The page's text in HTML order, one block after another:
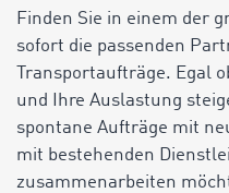
Finden Sie in einem der
sofort die passenden
Transportaufträge. Egal
und Ihre Auslastung
spontane Aufträge mit
mit bestehenden
zusammenarbeiten